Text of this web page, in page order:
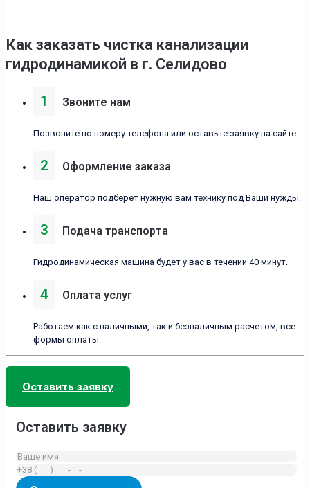
Как заказать чистка канализации
гидродинамикой в г. Селидово
1 Звоните нам
Позвоните по номеру телефона или оставьте заявку на сайте.
2 Оформление заказа
Наш оператор подберет нужную вам технику под Ваши нужды.
3 Подача транспорта
Гидродинамическая машина будет у вас в течении 40 минут.
4 Оплата услуг
Работаем как с наличными, так и безналичным расчетом, все
формы оплаты.
Оставить заявку
Оставить заявку